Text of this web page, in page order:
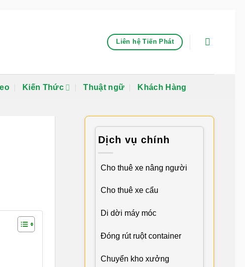
Liên hệ Tiến Phát
Kiến Thức Thuật ngữ Khách Hàng
Dịch vụ chính
Cho thuê xe nâng người
Cho thuê xe cẩu
Di dời máy móc
Đóng rút ruột container
Chuyển kho xưởng